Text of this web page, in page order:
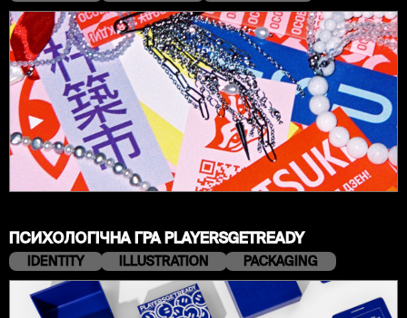
ПСИХОЛОГІЧНА ГРА PLAYERSGETREADY
IDENTITY ILLUSTRATION PACKAGING